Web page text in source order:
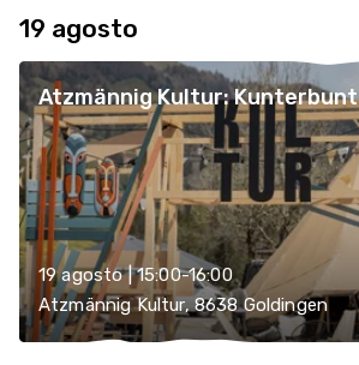
19 agosto
Atzmännig Kultur: Kunterbunt
19 agosto | 15:00-16:00
Atzmännig Kultur, 8638 Goldingen